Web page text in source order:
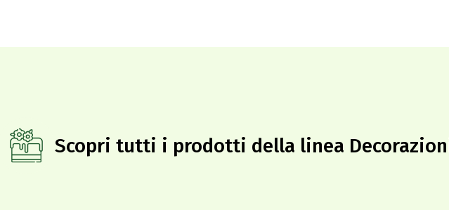
Scopri tutti i prodotti della linea